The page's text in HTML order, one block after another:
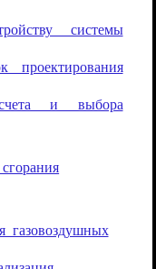
системы
и выбора
газовоздушных